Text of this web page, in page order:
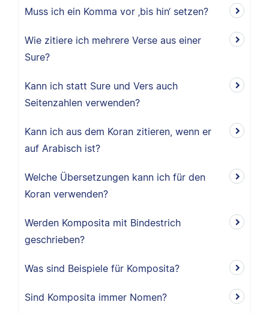
Muss ich ein Komma vor ‚bis hin‘ setzen?
Wie zitiere ich mehrere Verse aus einer
Sure?
Kann ich statt Sure und Vers auch
Seitenzahlen verwenden?
Kann ich aus dem Koran zitieren, wenn er
auf Arabisch ist?
Welche Übersetzungen kann ich für den
Koran verwenden?
Werden Komposita mit Bindestrich
geschrieben?
Was sind Beispiele für Komposita?
Sind Komposita immer Nomen?